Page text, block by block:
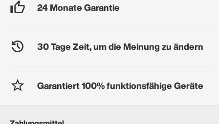
24 Monate Garantie
30 Tage Zeit, um die Meinung zu ändern
Garantiert 100% funktionsfähige Geräte